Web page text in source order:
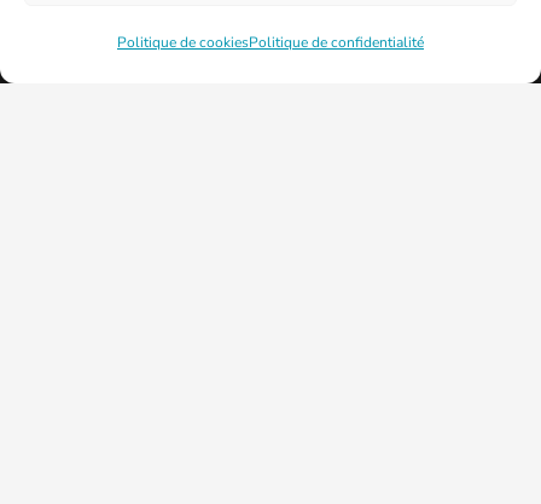
Politique de cookiesPolitique de confidentialité